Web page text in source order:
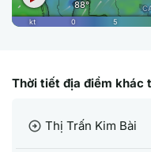
Thời tiết địa điểm khác
arrow_circle_right Thị Trấn Kim Bài